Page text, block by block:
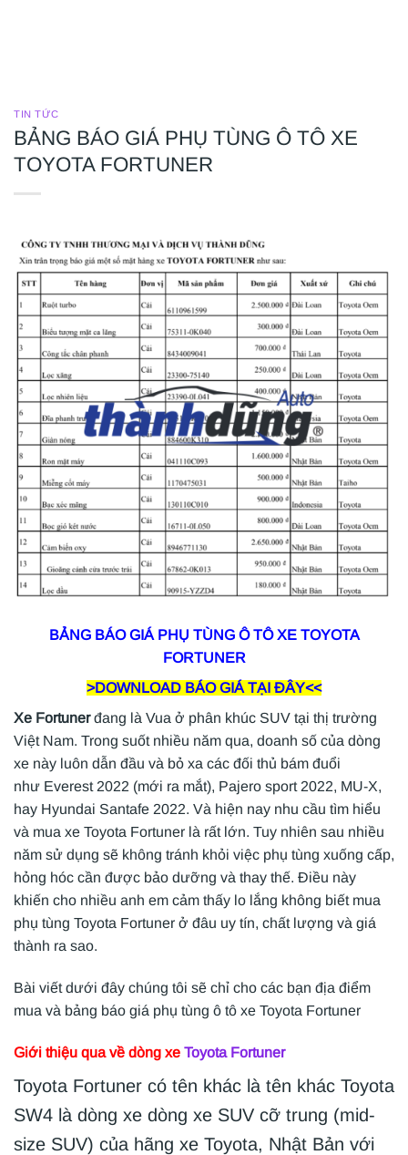
TIN TỨC
BẢNG BÁO GIÁ PHỤ TÙNG Ô TÔ XE
TOYOTA FORTUNER
BẢNG BÁO GIÁ PHỤ TÙNG Ô TÔ XE TOYOTA
FORTUNER
>DOWNLOAD BÁO GIÁ TẠI ĐÂY<<
Xe Fortunerđang là Vua ở phân khúc SUV tại thị trường
Việt Nam. Trong suốt nhiều năm qua, doanh số của dòng
xe này luôn dẫn đầu và bỏ xa các đối thủ bám đuổi
như Everest 2022 (mới ra mắt), Pajero sport 2022, MU-X,
hay Hyundai Santafe 2022. Và hiện nay nhu cầu tìm hiểu
và mua xe Toyota Fortuner là rất lớn. Tuy nhiên sau nhiều
năm sử dụng sẽ không tránh khỏi việc phụ tùng xuống cấp,
hỏng hóc cần được bảo dưỡng và thay thế. Điều này
khiến cho nhiều anh em cảm thấy lo lắng không biết mua
phụ tùng Toyota Fortuner ở đâu uy tín, chất lượng và giá
thành ra sao.
Bài viết dưới đây chúng tôi sẽ chỉ cho các bạn địa điểm
mua và bảng báo giá phụ tùng ô tô xe Toyota Fortuner
Giới thiệu qua về dòng xe Toyota Fortuner
Toyota Fortuner có tên khác là tên khác Toyota
SW4 là dòng xe dòng xe SUV cỡ trung (mid-
size SUV) của hãng xe Toyota, Nhật Bản với